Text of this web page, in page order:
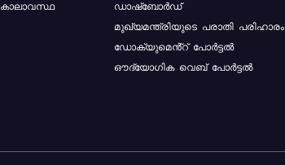
കാലാവസ്ഥ ഡാഷ്ബോർഡ്
മുഖ്യമന്ത്രിയുടെ പരാതി പരിഹാരം
ഡോക്യുമെൻ്റ് പോർട്ടൽ
ഔദ്യോഗിക വെബ് പോർട്ടൽ